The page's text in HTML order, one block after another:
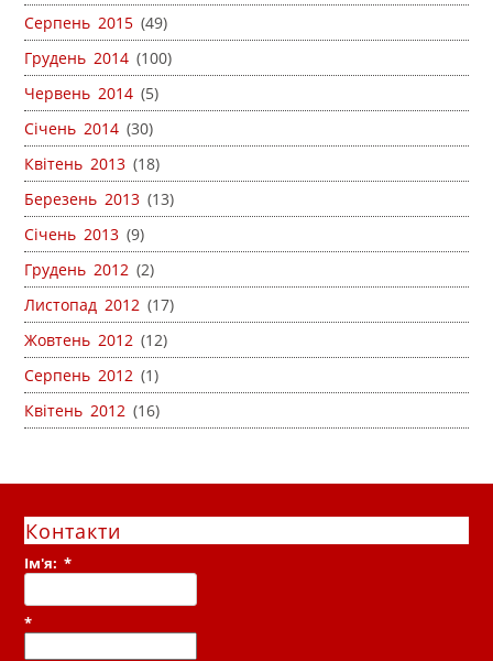
Серпень 2015 (49)
Грудень 2014 (100)
Червень 2014 (5)
Січень 2014 (30)
Квітень 2013 (18)
Березень 2013 (13)
Січень 2013 (9)
Грудень 2012 (2)
Листопад 2012 (17)
Жовтень 2012 (12)
Серпень 2012 (1)
Квітень 2012 (16)
Контакти
Ім'я:*
*